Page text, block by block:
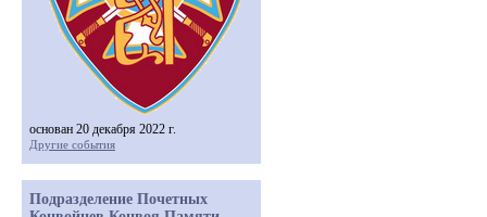
основан 20 декабря 2022 г.
Другие события
Подразделение Почетных